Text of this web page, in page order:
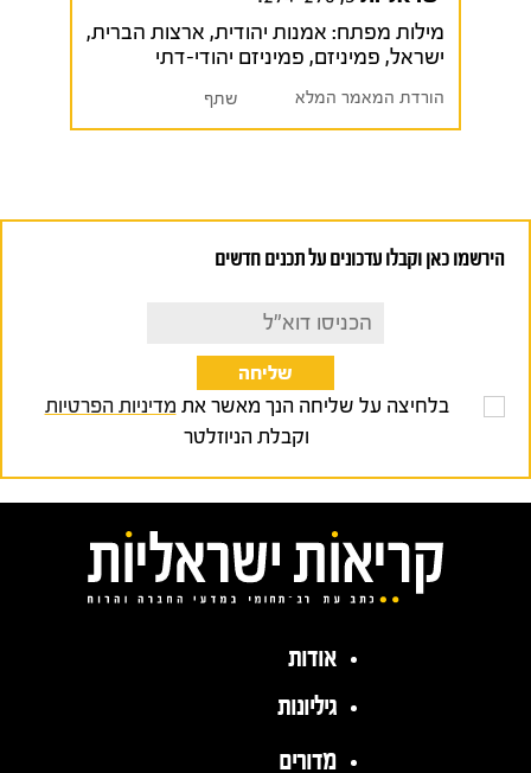
מילות מפתח: אמנות יהודית, ארצות הברית,
ישראל, פמיניזם, פמיניזם יהודי-דתי
הורדת המאמר המלא שתף
הירשמו כאן וקבלו עדכונים על תכנים חדשים
בלחיצה על שליחה הנך מאשר את מדיניות הפרטיות
וקבלת הניוזלטר
אודות
גיליונות
מדורים